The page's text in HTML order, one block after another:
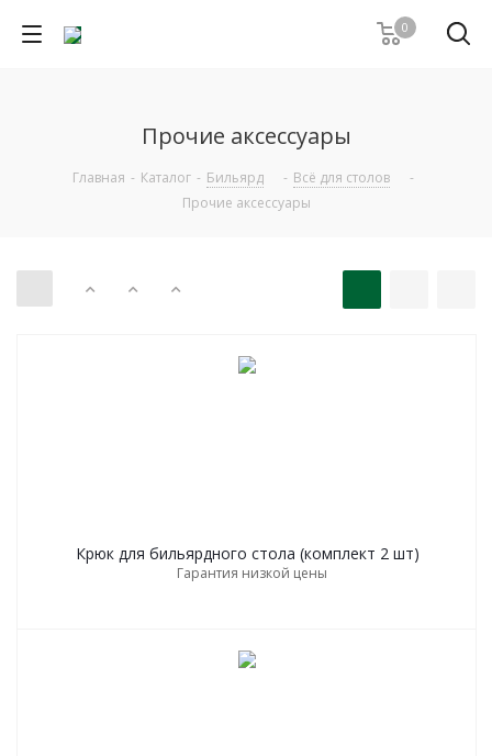
0
Прочие аксессуары
Главная - Каталог - Бильярд - Всё для столов
-
Прочие аксессуары
Крюк для бильярдного стола (комплект 2 шт)
Гарантия низкой цены